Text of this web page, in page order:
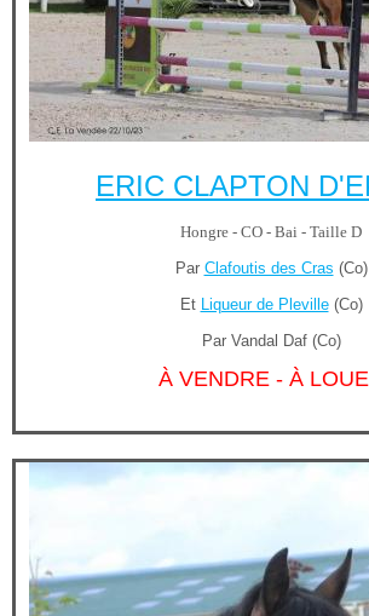
ERIC CLAPTON
Hongre - CO - Bai - Taille D
Par Clafoutis des Cras (Co)
Et Liqueur de Pleville(Co)
Par Vandal Daf (Co)
À VENDRE - À